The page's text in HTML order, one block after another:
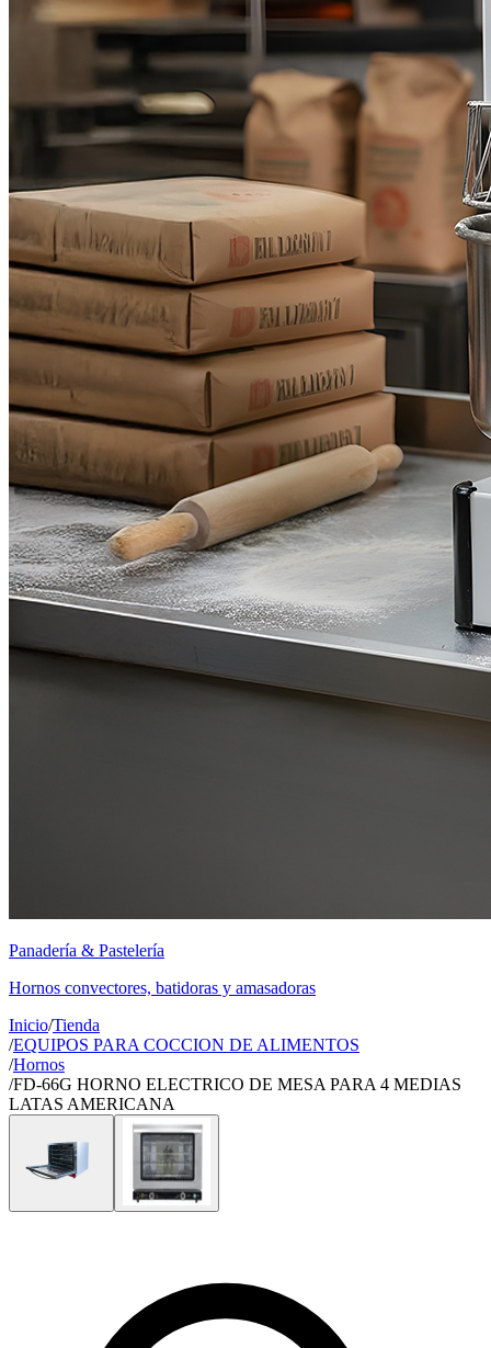
Panadería & Pastelería
Hornos convectores, batidoras y amasadoras
Inicio/Tienda
/EQUIPOS PARA COCCION DE ALIMENTOS
/Hornos
/FD-66G HORNO ELECTRICO DE MESA PARA 4 MEDIAS
LATAS AMERICANA